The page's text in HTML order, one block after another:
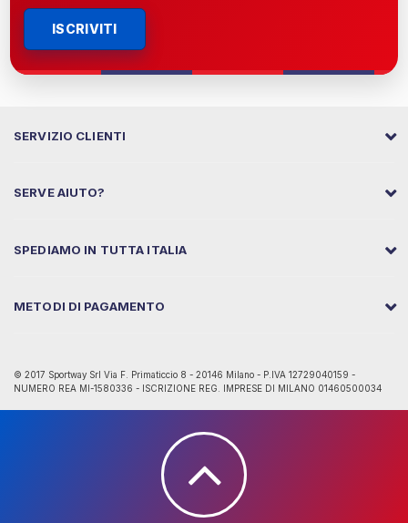
ISCRIVITI
SERVIZIO CLIENTI
SERVE AIUTO?
SPEDIAMO IN TUTTA ITALIA
METODI DI PAGAMENTO
© 2017 Sportway Srl Via F. Primaticcio 8 - 20146 Milano - P.IVA 12729040159 -
NUMERO REA MI-1580336 - ISCRIZIONE REG. IMPRESE DI MILANO 01460500034